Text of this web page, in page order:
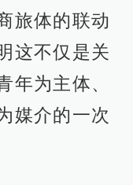
旅体的联动
这不仅是关
年为主体、
媒介的一次